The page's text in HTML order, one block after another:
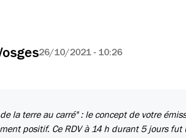
26/10/2021 - 10:26
la terre au carré" : le concept de votre
positif. Ce RDV à 14 h durant 5 jours